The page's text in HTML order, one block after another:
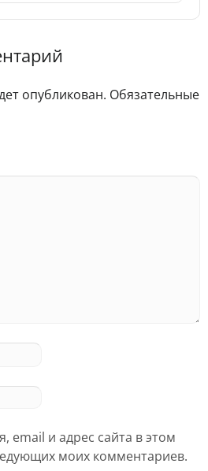
опубликован. Обязательные
email и адрес сайта в этом
моих комментариев.